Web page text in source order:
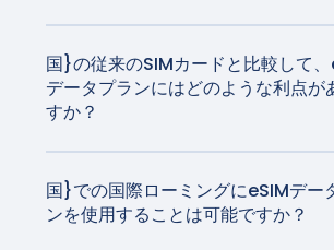
に、一部のタブレットやスマートウ
しています。
国}の従来のSIMカードと比較して
データプランにはどのような利点が
すか？
ことなくキャリアを簡単に切り替え
るため、旅行者に最適です。もう
国}での国際ローミングにeSIMデー
ンを使用することは可能ですか？